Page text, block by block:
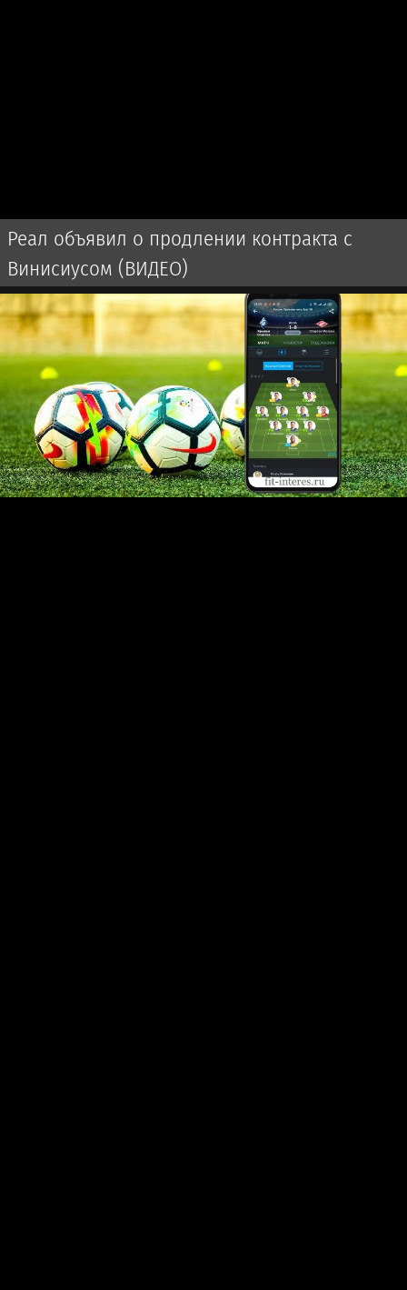
Реал объявил о продлении контракта с
Винисиусом (ВИДЕО)